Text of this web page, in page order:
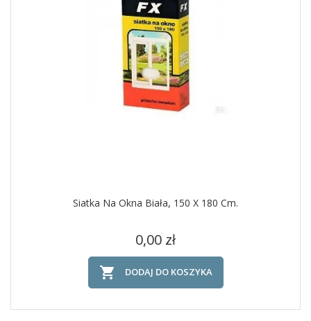
Siatka Na Okna Biała, 150 X 180 Cm.
Cena
0,00 zł
 DODAJ DO KOSZYKA